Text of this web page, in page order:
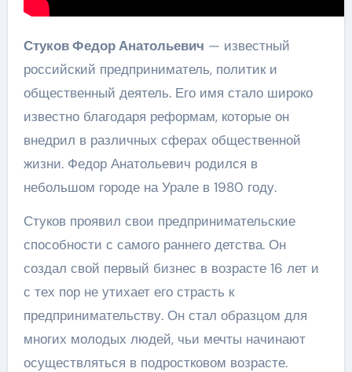
Стуков Федор Анатольевич — известный
российский предприниматель, политик и
общественный деятель. Его имя стало широко
известно благодаря реформам, которые он
внедрил в различных сферах общественной
жизни. Федор Анатольевич родился в
небольшом городе на Урале в 1980 году.
Стуков проявил свои предпринимательские
способности с самого раннего детства. Он
создал свой первый бизнес в возрасте 16 лет и
с тех пор не утихает его страсть к
предпринимательству. Он стал образцом для
многих молодых людей, чьи мечты начинают
осуществляться в подростковом возрасте.